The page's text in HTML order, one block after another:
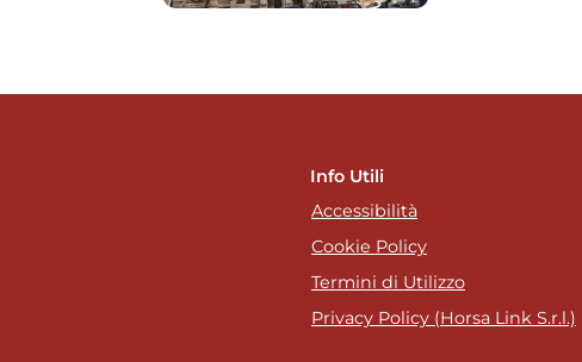
Info Utili
Accessibilità
Cookie Policy
Termini di Utilizzo
Privacy Policy (Horsa Link S.r.l.)